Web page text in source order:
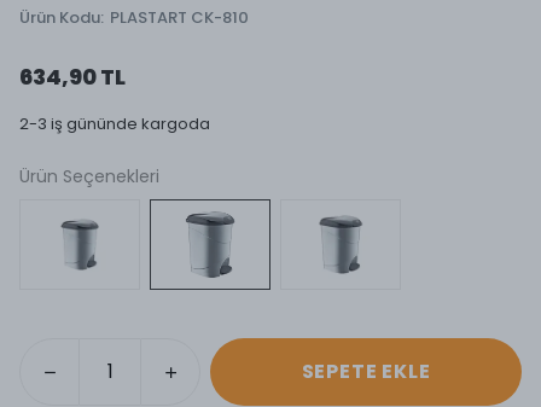
Ürün Kodu: PLASTART CK-810
634,90 TL
2-3 iş gününde kargoda
Ürün Seçenekleri
SEPETE EKLE